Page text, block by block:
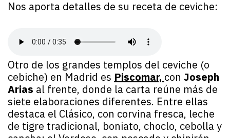
Nos aporta detalles de su receta de ceviche:
Otro de los grandes templos del ceviche (o
cebiche) en Madrid es Piscomar, con Joseph
Arias al frente, donde la carta reúne más de
siete elaboraciones diferentes. Entre ellas
destaca el Clásico, con corvina fresca, leche
de tigre tradicional, boniato, choclo, cebolla y